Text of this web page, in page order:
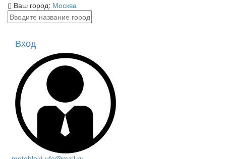
Ваш город: Москва
Вход